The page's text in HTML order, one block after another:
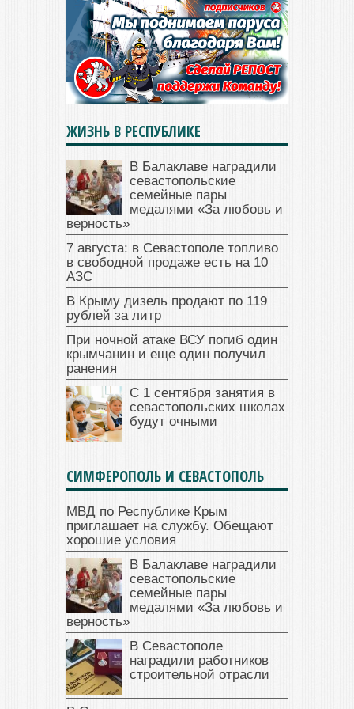
ЖИЗНЬ В РЕСПУБЛИКЕ
В Балаклаве наградили
севастопольские
семейные пары
медалями «За любовь и
верность»
7 августа: в Севастополе топливо
в свободной продаже есть на 10
АЗС
В Крыму дизель продают по 119
рублей за литр
При ночной атаке ВСУ погиб один
крымчанин и еще один получил
ранения
С 1 сентября занятия в
севастопольских школах
будут очными
СИМФЕРОПОЛЬ И СЕВАСТОПОЛЬ
МВД по Республике Крым
приглашает на службу. Обещают
хорошие условия
В Балаклаве наградили
севастопольские
семейные пары
медалями «За любовь и
верность»
В Севастополе
наградили работников
строительной отрасли